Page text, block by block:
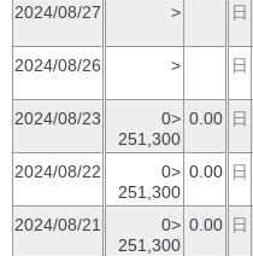
2024/08/27 > 日
2024/08/26 > 日
2024/08/23
0>
251,300
0.00 日
2024/08/22
0>
251,300
0.00 日
2024/08/21
0>
251,300
0.00 日